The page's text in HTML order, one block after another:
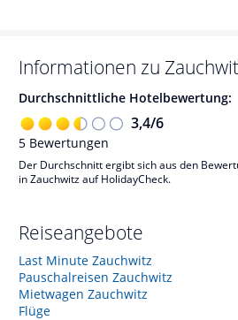
Informationen zu
Durchschnittliche Hotelbewertung:
3,4/6
5 Bewertungen
Der Durchschnitt ergibt sich aus den
in Zauchwitz auf HolidayCheck.
Reiseangebote
Last Minute Zauchwitz
Pauschalreisen Zauchwitz
Mietwagen Zauchwitz
Flüge